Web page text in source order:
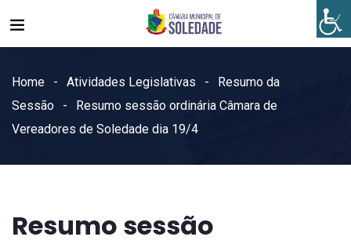
Home Atividades Legislativas
Resumo da
Sessão
Resumo sessão ordinária Câmara de
Vereadores de Soledade dia 19/4
Resumo sessão